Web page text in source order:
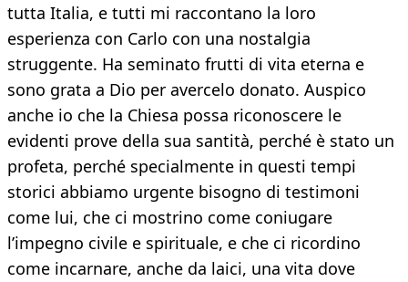
tutta Italia, e tutti mi raccontano la loro
esperienza con Carlo con una nostalgia
struggente. Ha seminato frutti di vita eterna e
sono grata a Dio per avercelo donato. Auspico
anche io che la Chiesa possa riconoscere le
evidenti prove della sua santità, perché è stato un
profeta, perché specialmente in questi tempi
storici abbiamo urgente bisogno di testimoni
come lui, che ci mostrino come coniugare
l’impegno civile e spirituale, e che ci ricordino
come incarnare, anche da laici, una vita dove